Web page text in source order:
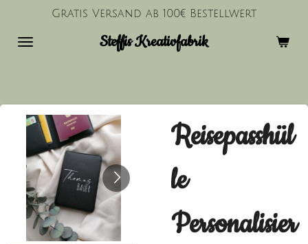
springen
Steffis Kreativfabrik
Gratis Versand ab 100€ Bestellwert
Reisepasshül
le
Personalisier